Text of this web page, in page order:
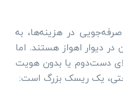
صرفه‌جویی در هزینه‌ها، به
دیوار اهواز هستند. اما
دست‌دوم یا بدون هویت
یک ریسک بزرگ است: